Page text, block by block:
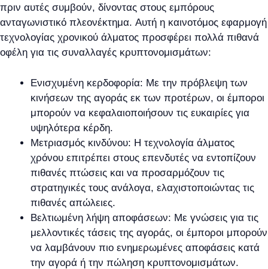
πριν αυτές συμβούν, δίνοντας στους εμπόρους
ανταγωνιστικό πλεονέκτημα. Αυτή η καινοτόμος εφαρμογή
τεχνολογίας χρονικού άλματος προσφέρει πολλά πιθανά
οφέλη για τις συναλλαγές κρυπτονομισμάτων:
Ενισχυμένη κερδοφορία: Με την πρόβλεψη των
κινήσεων της αγοράς εκ των προτέρων, οι έμποροι
μπορούν να κεφαλαιοποιήσουν τις ευκαιρίες για
υψηλότερα κέρδη.
Μετριασμός κινδύνου: Η τεχνολογία άλματος
χρόνου επιτρέπει στους επενδυτές να εντοπίζουν
πιθανές πτώσεις και να προσαρμόζουν τις
στρατηγικές τους ανάλογα, ελαχιστοποιώντας τις
πιθανές απώλειες.
Βελτιωμένη λήψη αποφάσεων: Με γνώσεις για τις
μελλοντικές τάσεις της αγοράς, οι έμποροι μπορούν
να λαμβάνουν πιο ενημερωμένες αποφάσεις κατά
την αγορά ή την πώληση κρυπτονομισμάτων.